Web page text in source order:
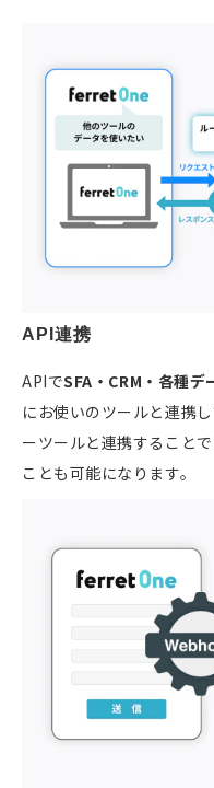
API連携
APIでSFA・CRM・各種デ
にお使いのツールと連携
ーツールと連携すること
ことも可能になります。